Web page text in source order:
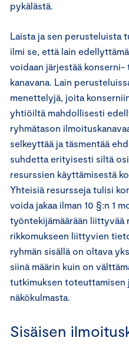
pykälästä.
Laista ja sen perusteluista
ilmi se, että lain
voidaan järjestää konserni-
kanavana. Lain
menettelyjä, joita
yhtiöiltä mahdollisesti
ryhmätason
selkeyttää ja täsmentää
suhdetta erityisesti siltä
resurssien käyttämisestä
Yhteisiä resursseja tulisi
voida jakaa ilman 10 §:n 1
työntekijämäärään
rikkomukseen liittyvien
ryhmän sisällä on oltava
siinä määrin kuin on
tutkimuksen toteuttamisen
näkökulmasta.
Sisäisen